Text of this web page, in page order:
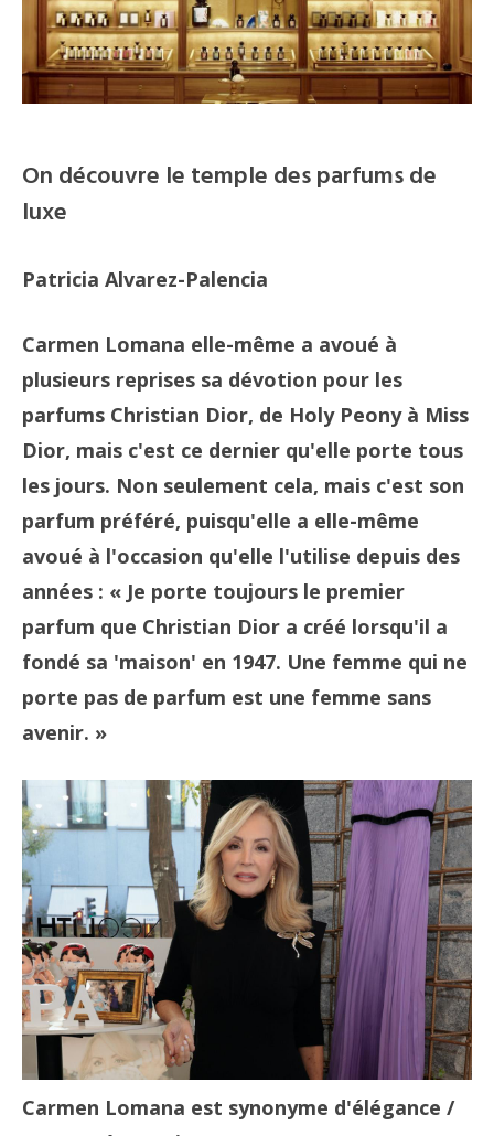
On découvre le temple des parfums de
luxe
Patricia Alvarez-Palencia
Carmen Lomana elle-même a avoué à
plusieurs reprises sa dévotion pour les
parfums Christian Dior, de Holy Peony à Miss
Dior, mais c'est ce dernier qu'elle porte tous
les jours. Non seulement cela, mais c'est son
parfum préféré, puisqu'elle a elle-même
avoué à l'occasion qu'elle l'utilise depuis des
années : « Je porte toujours le premier
parfum que Christian Dior a créé lorsqu'il a
fondé sa 'maison' en 1947. Une femme qui ne
porte pas de parfum est une femme sans
avenir. »
Carmen Lomana est synonyme d'élégance /